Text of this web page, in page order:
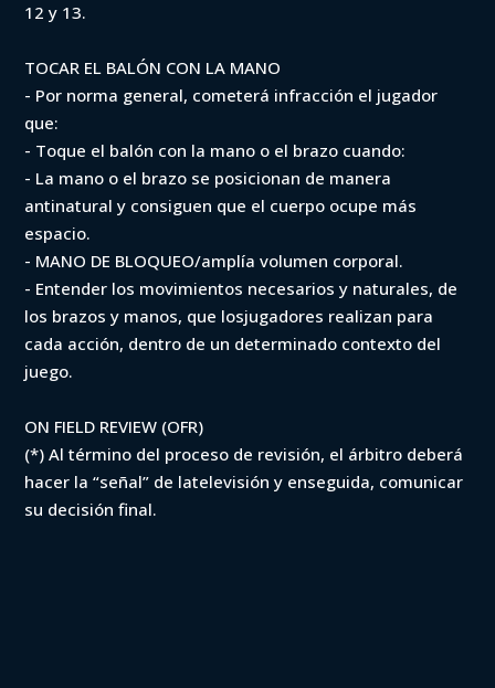
12 y 13.
TOCAR EL BALÓN CON LA MANO
- Por norma general, cometerá infracción el jugador
que:
- Toque el balón con la mano o el brazo cuando:
- La mano o el brazo se posicionan de manera
antinatural y consiguen que el cuerpo ocupe más
espacio.
- MANO DE BLOQUEO/amplía volumen corporal.
- Entender los movimientos necesarios y naturales, de
los brazos y manos, que losjugadores realizan para
cada acción, dentro de un determinado contexto del
juego.
ON FIELD REVIEW (OFR)
(*) Al término del proceso de revisión, el árbitro deberá
hacer la “señal” de latelevisión y enseguida, comunicar
su decisión final.